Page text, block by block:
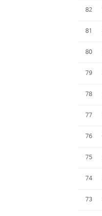
82
81
80
79
78
77
76
75
74
73